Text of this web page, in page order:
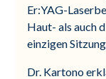
Er:YAG-
Haut- als auch
einzigen
Dr. Kartono